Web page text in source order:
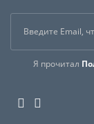
Я прочитал